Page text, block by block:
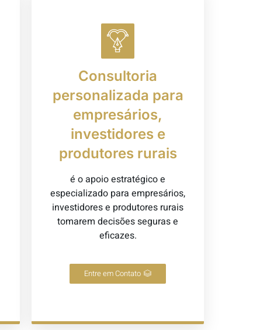
Consultoria
personalizada para
empresários,
investidores e
produtores rurais
é o apoio estratégico e
especializado para empresários,
investidores e produtores rurais
tomarem decisões seguras e
eficazes.
Entre em Contato